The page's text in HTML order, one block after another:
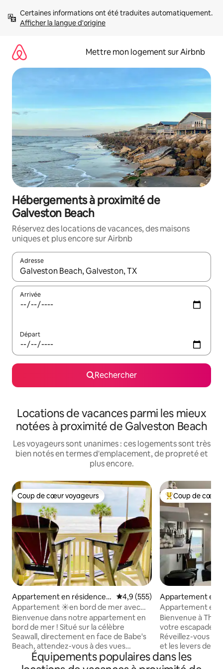
directement
Afficher la langue d'origine
Mettre mon logement sur Airbnb
Hébergements à proximité de
Galveston Beach
Réservez des locations de vacances, des maisons
uniques et plus encore sur Airbnb
Adresse
Lorsque les résultats s'affichent, utilisez les flèches vers le
Arrivée
Départ
Rechercher
Locations de vacances parmi les mieux
notées à proximité de Galveston Beach
Les voyageurs sont unanimes : ces logements sont très
bien notés en termes d'emplacement, de propreté et
plus encore.
Coup de cœur voyageurs
Coup de cœur voyageurs
Appartement en résidence ⋅
Galveston
Évaluation moyenne sur la
4,9 (555)
Appartement ☀en bord de mer avec
vue sur la plage, piscine et jacuzzi
Bienvenue dans notre appartement en
bord de mer ! Situé sur la célèbre
Seawall, directement en face de Babe's
Beach, attendez-vous à des vues
spectaculaires sur l'océan et à une
retraite moderne pour vous détendre
Coups de cœur
Coup de cœur
Appartement en
⋅ Galveston
Appartement en
balcon privé et
soleil
Bienvenue à The
votre escapade
Réveillez-vous
et les levers de
cet appartement
bord de mer. Ce lieu de retraite de 2
Équipements populaires dans les